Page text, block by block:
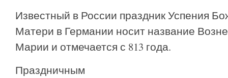
Известный в России праздник Успения
Матери в Германии носит название
Марии и отмечается с 813 года.
Праздничным